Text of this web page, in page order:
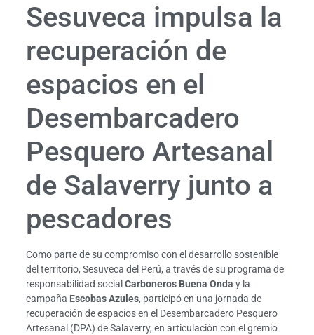
Sesuveca impulsa la
recuperación de
espacios en el
Desembarcadero
Pesquero Artesanal
de Salaverry junto a
pescadores
Como parte de su compromiso con el desarrollo sostenible
del territorio, Sesuveca del Perú, a través de su programa de
responsabilidad social Carboneros Buena Onda y la
campaña Escobas Azules, participó en una jornada de
recuperación de espacios en el Desembarcadero Pesquero
Artesanal (DPA) de Salaverry, en articulación con el gremio